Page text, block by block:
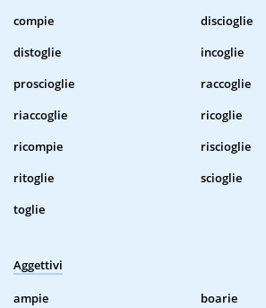
compie
discioglie
distoglie
incoglie
proscioglie
raccoglie
riaccoglie
ricoglie
ricompie
riscioglie
ritoglie
scioglie
toglie
Aggettivi
ampie
boarie